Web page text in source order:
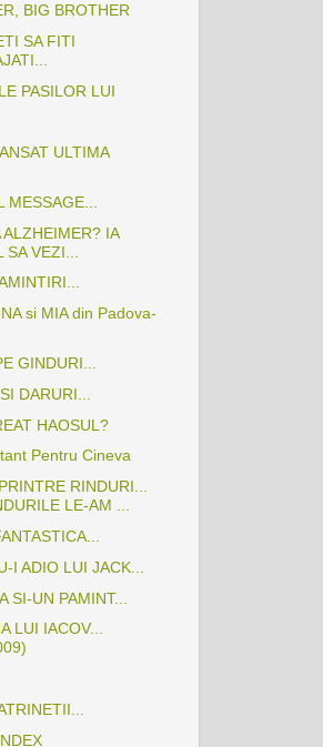
BIG BROTHER
SA FITI
PASILOR LUI
ULTIMA
MESSAGE...
ALZHEIMER? IA
VEZI...
si MIA din Padova-
GINDURI...
DARURI...
HAOSUL?
Pentru Cineva
RINDURI...
LE-AM ...
I ADIO LUI JACK...
SI-UN PAMINT...
LUI IACOV...